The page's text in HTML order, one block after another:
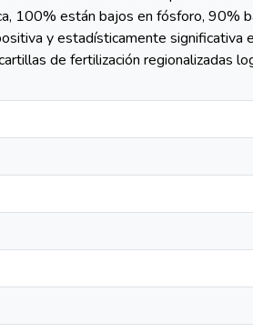
100% están bajos en fósforo, 90%
y estadísticamente significativa
de fertilización regionalizadas